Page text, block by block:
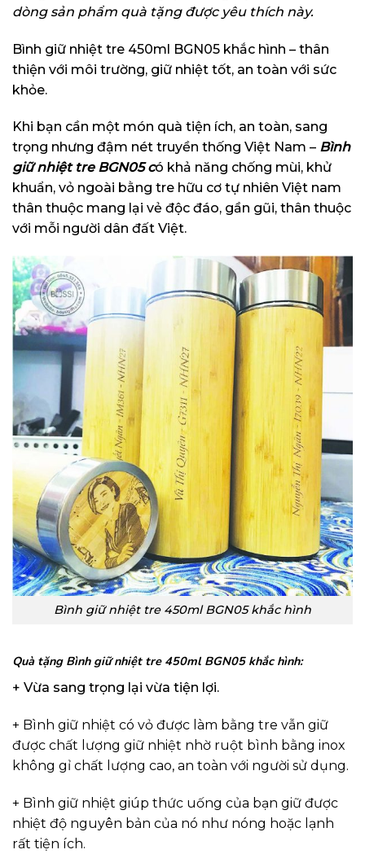
dòng sản phẩm quà tặng được yêu thích này.
Bình giữ nhiệt tre 450ml BGN05 khắc hình – thân
thiện với môi trường, giữ nhiệt tốt, an toàn với sức
khỏe.
Khi bạn cần một món quà tiện ích, an toàn, sang
trọng nhưng đậm nét truyền thống Việt Nam – Bình
giữ nhiệt tre BGN05có khả năng chống mùi, khử
khuẩn, vỏ ngoài bằng tre hữu cơ tự nhiên Việt nam
thân thuộc mang lại vẻ độc đáo, gần gũi, thân thuộc
với mỗi người dân đất Việt.
Bình giữ nhiệt tre 450ml BGN05 khắc hình
Quà tặng Bình giữ nhiệt tre 450ml BGN05 khắc hình:
+ Vừa sang trọng lại vừa tiện lợi.
+ Bình giữ nhiệt có vỏ được làm bằng tre vẫn giữ
được chất lượng giữ nhiệt nhờ ruột bình bằng inox
không gỉ chất lượng cao, an toàn với người sử dụng.
+ Bình giữ nhiệt giúp thức uống của bạn giữ được
nhiệt độ nguyên bản của nó như nóng hoặc lạnh
rất tiện ích.